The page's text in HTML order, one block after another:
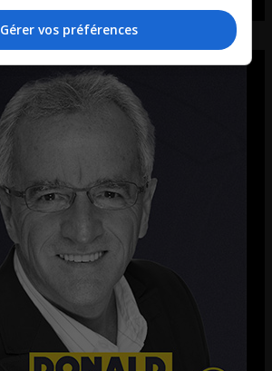
Gérer vos préférences